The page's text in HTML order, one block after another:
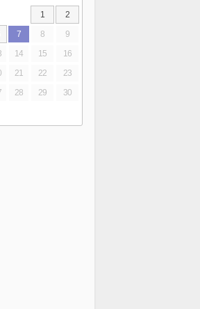
1
2
7 8
9
14 15
16
21 22
23
28 29
30